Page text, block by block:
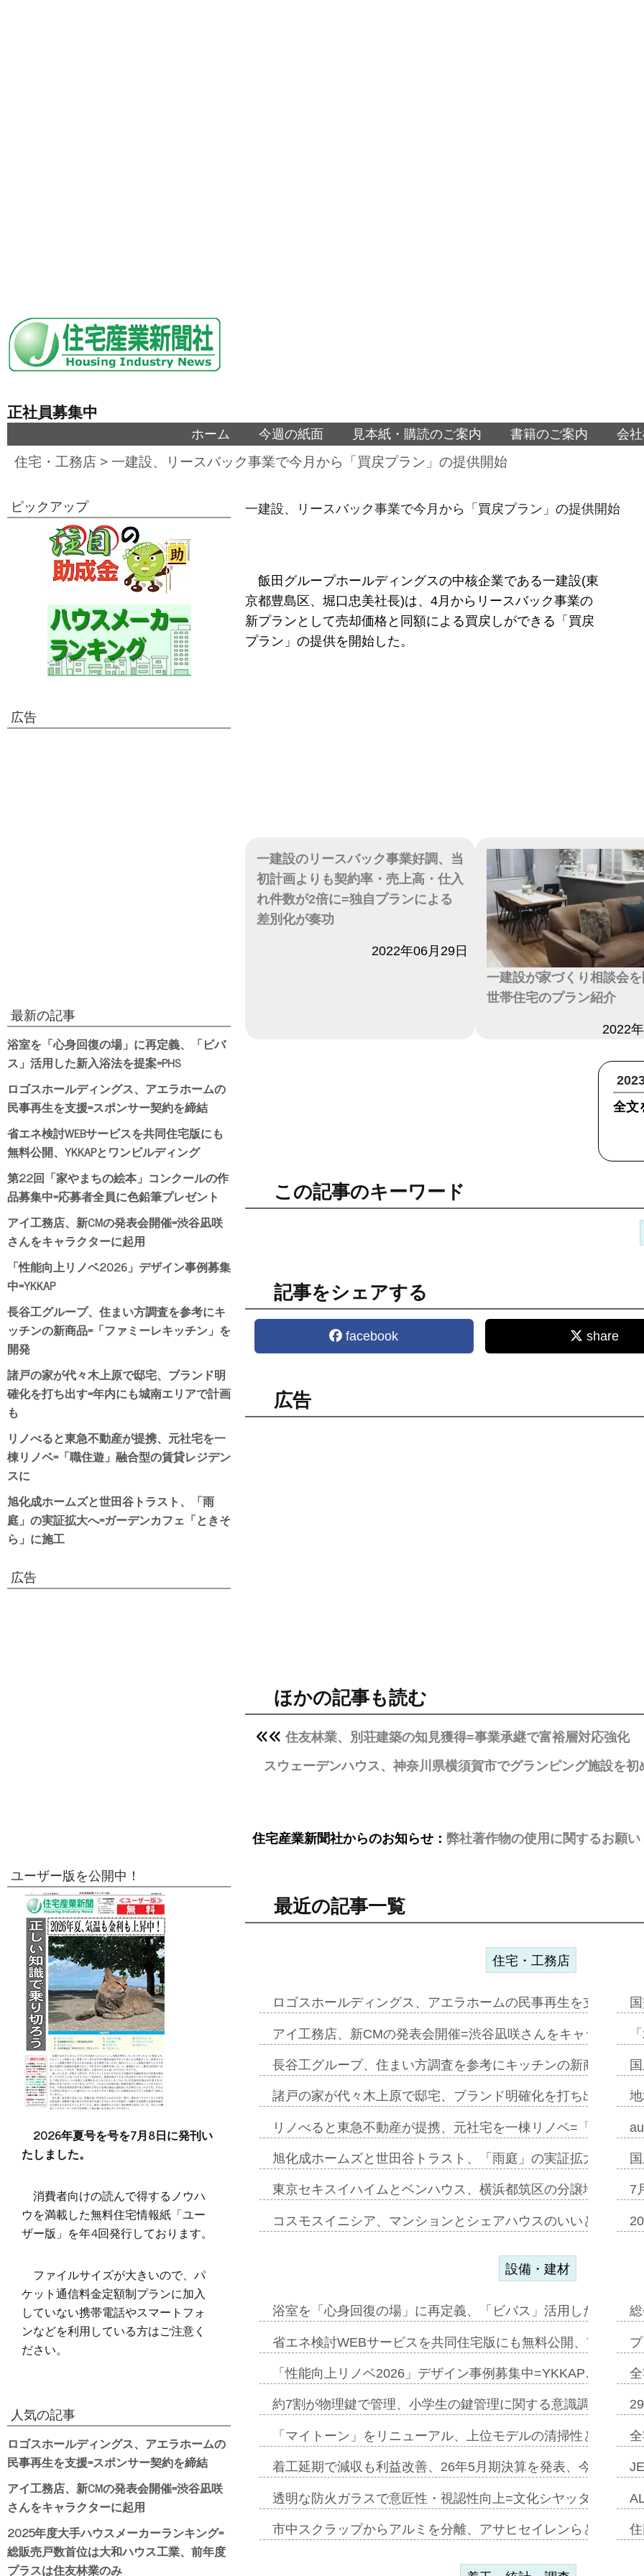
正社員募集中
ホーム 今週の紙面 見本紙・購読のご案内 書籍のご案内 会
住宅・工務店 > 一建設、リースバック事業で今月から「買戻プラン」の提供開始
一建設、リースバック事業で今月から「買戻プラン」の提供開始
飯田グループホールディングスの中核企業である一建設(東
京都豊島区、堀口忠美社長)は、4月からリースバック事業の
新プランとして売却価格と同額による買戻しができる「買戻
プラン」の提供を開始した。
一建設のリースバック事業好調、当
初計画よりも契約率・売上高・仕入
れ件数が2倍に=独自プランによる
差別化が奏功
2022年06月29日
一建設が家づくり相談会
世帯住宅のプラン紹介
2022
全文
この記事のキーワード
記事をシェアする
facebook share
広告
ほかの記事も読む
住友林業、別荘建築の知見獲得=事業承継で富裕層対応強化
スウェーデンハウス、神奈川県横須賀市でグランピング施設を
住宅産業新聞社からのお知らせ： 弊社著作物の使用に関するお願い
最近の記事一覧
住宅・工務店
ロゴスホールディングス、アエラホームの民事再生を支援=ス
アイ工務店、新CMの発表会開催=渋谷凪咲さんをキャラクタ
長谷工グループ、住まい方調査を参考にキッチンの新商品=「
諸戸の家が代々木上原で邸宅、ブランド明確化を打ち出す=年
リノべると東急不動産が提携、元社宅を一棟リノベ=「職住遊
旭化成ホームズと世田谷トラスト、「雨庭」の実証拡大へ=ガ
東京セキスイハイムとベンハウス、横浜都筑区の分譲地開発で
コスモスイニシア、マンションとシェアハウスのいいとこどり
7
設備・建材
浴室を「心身回復の場」に再定義、「ビバス」活用した新入浴
省エネ検討WEBサービスを共同住宅版にも無料公開、YKKAP
「性能向上リノベ2026」デザイン事例募集中=YKKAP…
約7割が物理鍵で管理、小学生の鍵管理に関する意識調査
「マイトーン」をリニューアル、上位モデルの清掃性と安全
着工延期で減収も利益改善、26年5月期決算を発表、今期は増
透明な防火ガラスで意匠性・視認性向上=文化シヤッター…
市中スクラップからアルミを分離、アサヒセイレンらと協働開
ピックアップ
広告
最新の記事
浴室を「心身回復の場」に再定義、「ビバ
ス」活用した新入浴法を提案=PHS
ロゴスホールディングス、アエラホームの
民事再生を支援=スポンサー契約を締結
省エネ検討WEBサービスを共同住宅版にも
無料公開、YKKAPとワンビルディング
第22回「家やまちの絵本」コンクールの作
品募集中=応募者全員に色鉛筆プレゼント
アイ工務店、新CMの発表会開催=渋谷凪咲
さんをキャラクターに起用
「性能向上リノベ2026」デザイン事例募集
中=YKKAP
長谷工グループ、住まい方調査を参考にキ
ッチンの新商品=「ファミーレキッチン」を
開発
諸戸の家が代々木上原で邸宅、ブランド明
確化を打ち出す=年内にも城南エリアで計画
も
リノべると東急不動産が提携、元社宅を一
棟リノベ=「職住遊」融合型の賃貸レジデン
スに
旭化成ホームズと世田谷トラスト、「雨
庭」の実証拡大へ=ガーデンカフェ「ときそ
ら」に施工
広告
ユーザー版を公開中！
2026年夏号を号を7月8日に発刊い
たしました。
消費者向けの読んで得するノウハ
ウを満載した無料住宅情報紙「ユー
ザー版」を年4回発行しております。
ファイルサイズが大きいので、パ
ケット通信料金定額制プランに加入
していない携帯電話やスマートフォ
ンなどを利用している方はご注意く
ださい。
人気の記事
ロゴスホールディングス、アエラホームの
民事再生を支援=スポンサー契約を締結
アイ工務店、新CMの発表会開催=渋谷凪咲
さんをキャラクターに起用
2025年度大手ハウスメーカーランキング=
総販売戸数首位は大和ハウス工業、前年度
プラスは住友林業のみ